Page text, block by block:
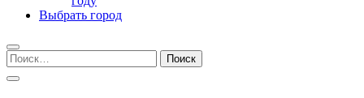
Выбрать город
Найти: